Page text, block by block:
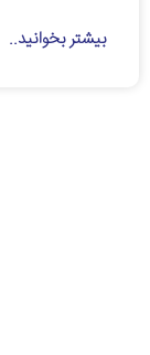
بیشتر بخوانید..